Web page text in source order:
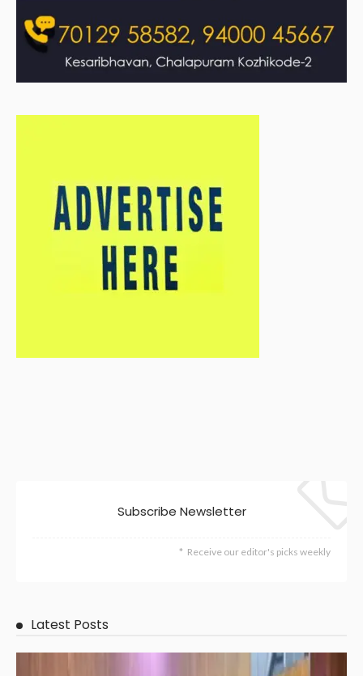
Subscribe Newsletter
Receive our editor's picks weekly
Latest Posts